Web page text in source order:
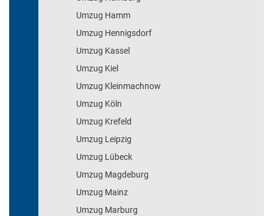
Umzug Hamm
Umzug Hennigsdorf
Umzug Kassel
Umzug Kiel
Umzug Kleinmachnow
Umzug Köln
Umzug Krefeld
Umzug Leipzig
Umzug Lübeck
Umzug Magdeburg
Umzug Mainz
Umzug Marburg